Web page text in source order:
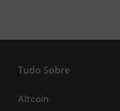
Tudo Sobre
Altcoin